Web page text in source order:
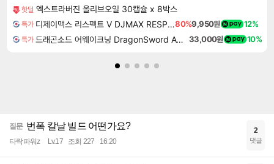
핫딜 엑스트라버진 올리브오일 30캡슐 x 8박스
특가 디제이맥스 리스펙트 V DJMAX RESPECT V80%9,950원 12%
특가 드래곤소드 어웨이크닝 DragonSword Awakening 33,000원 10%
질문 번폭 칼날 빌드 어떤가요?
타락파워z Lv.17 조회 227 16:20
2
댓글